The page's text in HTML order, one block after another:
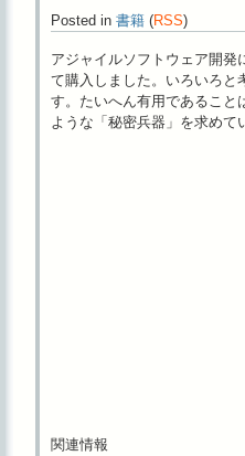
Posted in 書籍 (RSS)
アジャイルソフトウェア開発
て購入しました。いろいろと
す。たいへん有用であること
ような「秘密兵器」を求めて
関連情報